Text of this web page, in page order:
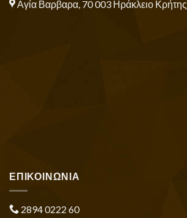
Αγία Βαρβαρα, 70 003 Ηράκλειο Κρήτης
ΕΠΙΚΟΙΝΩΝΙΑ
2894 0222 60